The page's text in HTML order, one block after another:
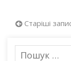
за
Старіші
Пошук